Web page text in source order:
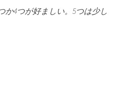
か4つが好ましい。5つは少し